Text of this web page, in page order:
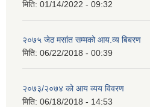
मिति: 01/14/2022 - 09:32
२०७५ जेठ मसांत सम्मको आय.व्य बिबरण
मिति: 06/22/2018 - 00:39
२०७३/२०७४ को आय व्यय विवरण
मिति: 06/18/2018 - 14:53